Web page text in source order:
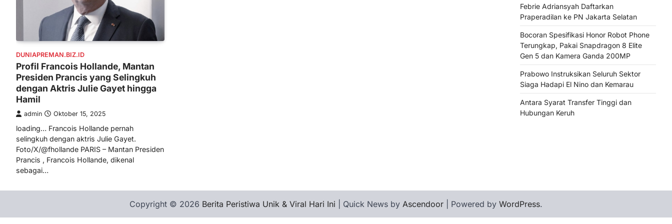
DUNIAPREMAN.BIZ.ID
Profil Francois Hollande, Mantan
Presiden Prancis yang Selingkuh
dengan Aktris Julie Gayet hingga
Hamil
admin Oktober 15, 2025
loading… Francois Hollande pernah
selingkuh dengan aktris Julie Gayet.
Foto/X/@fhollande PARIS – Mantan Presiden
Prancis , Francois Hollande, dikenal
sebagai…
Febrie Adriansyah Daftarkan
Praperadilan ke PN Jakarta Selatan
Bocoran Spesifikasi Honor Robot Phone
Terungkap, Pakai Snapdragon 8 Elite
Gen 5 dan Kamera Ganda 200MP
Prabowo Instruksikan Seluruh Sektor
Siaga Hadapi El Nino dan Kemarau
Antara Syarat Transfer Tinggi dan
Hubungan Keruh
Copyright © 2026 Berita Peristiwa Unik & Viral Hari Ini | Quick News by Ascendoor | Powered by WordPress.